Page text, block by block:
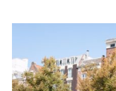
Monumentaal